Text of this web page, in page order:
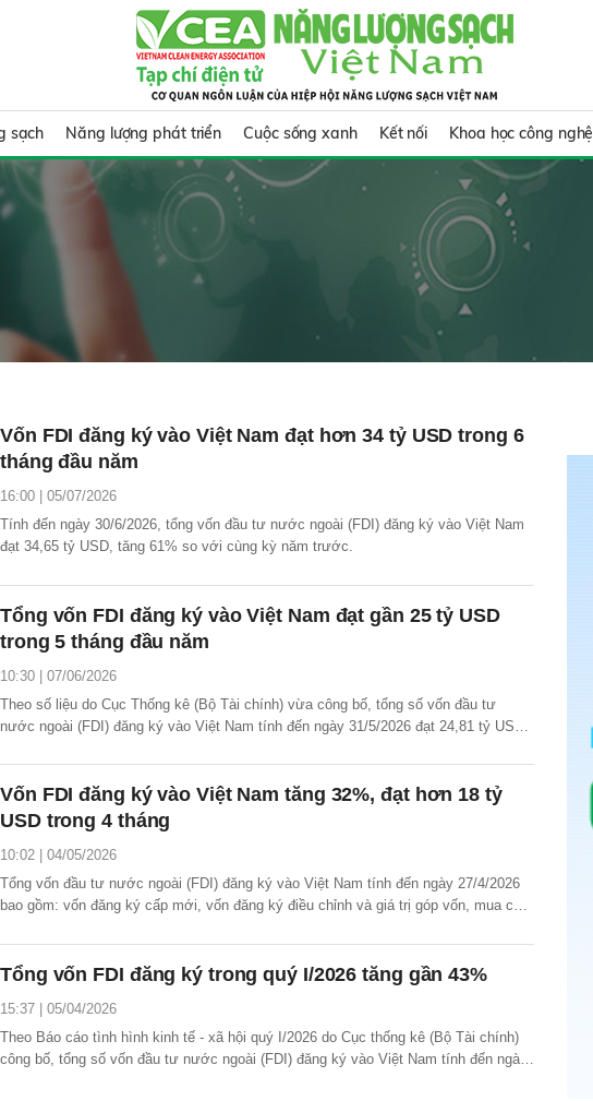
sạch Năng lượng phát triển Cuộc sống xanh Kết nối Khoa học công nghệ
Vốn FDI đăng ký vào Việt Nam đạt hơn 34 tỷ USD trong 6
tháng đầu năm
16:00 | 05/07/2026
Tính đến ngày 30/6/2026, tổng vốn đầu tư nước ngoài (FDI) đăng ký vào Việt Nam
đạt 34,65 tỷ USD, tăng 61% so với cùng kỳ năm trước.
Tổng vốn FDI đăng ký vào Việt Nam đạt gần 25 tỷ USD
trong 5 tháng đầu năm
10:30 | 07/06/2026
Theo số liệu do Cục Thống kê (Bộ Tài chính) vừa công bố, tổng số vốn đầu tư
nước ngoài (FDI) đăng ký vào Việt Nam tính đến ngày 31/5/2026 đạt 24,81 tỷ USD,
Vốn FDI đăng ký vào Việt Nam tăng 32%, đạt hơn 18 tỷ
USD trong 4 tháng
10:02 | 04/05/2026
Tổng vốn đầu tư nước ngoài (FDI) đăng ký vào Việt Nam tính đến ngày 27/4/2026
bao gồm: vốn đăng ký cấp mới, vốn đăng ký điều chỉnh và giá trị góp vốn, mua cổ
trước.
Tổng vốn FDI đăng ký trong quý I/2026 tăng gần 43%
15:37 | 05/04/2026
Theo Báo cáo tình hình kinh tế - xã hội quý I/2026 do Cục thống kê (Bộ Tài chính)
công bố, tổng số vốn đầu tư nước ngoài (FDI) đăng ký vào Việt Nam tính đến ngày